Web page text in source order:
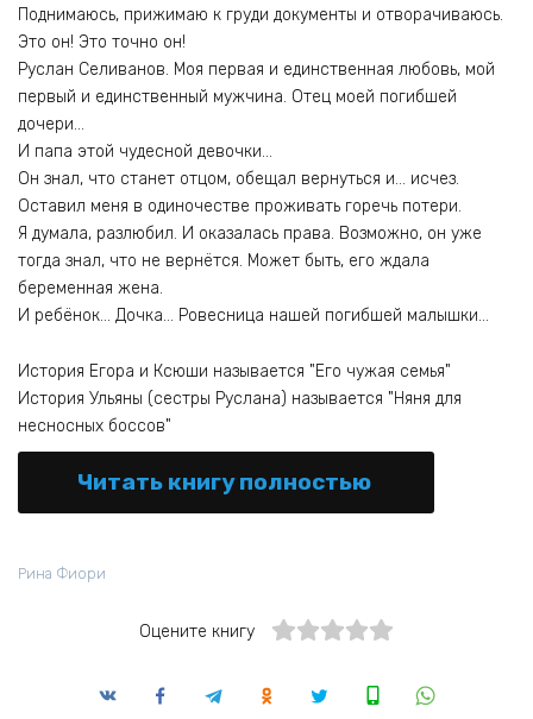
Поднимаюсь, прижимаю к груди документы и отворачиваюсь.
Это он! Это точно он!
Руслан Селиванов. Моя первая и единственная любовь, мой
первый и единственный мужчина. Отец моей погибшей
дочери…
И папа этой чудесной девочки…
Он знал, что станет отцом, обещал вернуться и… исчез.
Оставил меня в одиночестве проживать горечь потери.
Я думала, разлюбил. И оказалась права. Возможно, он уже
тогда знал, что не вернётся. Может быть, его ждала
беременная жена.
И ребёнок… Дочка… Ровесница нашей погибшей малышки…
История Егора и Ксюши называется "Его чужая семья"
История Ульяны (сестры Руслана) называется "Няня для
несносных боссов"
Читать книгу полностью
Рина Фиори
Оцените книгу